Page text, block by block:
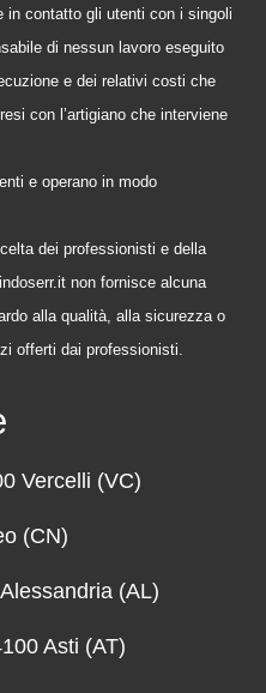
in contatto gli utenti con i singoli
di nessun lavoro eseguito
e dei relativi costi che
con l’artigiano che interviene
e operano in modo
dei professionisti e della
non fornisce alcuna
alla qualità, alla sicurezza o
offerti dai professionisti.
Vercelli (VC)
(CN)
(AL)
Asti (AT)